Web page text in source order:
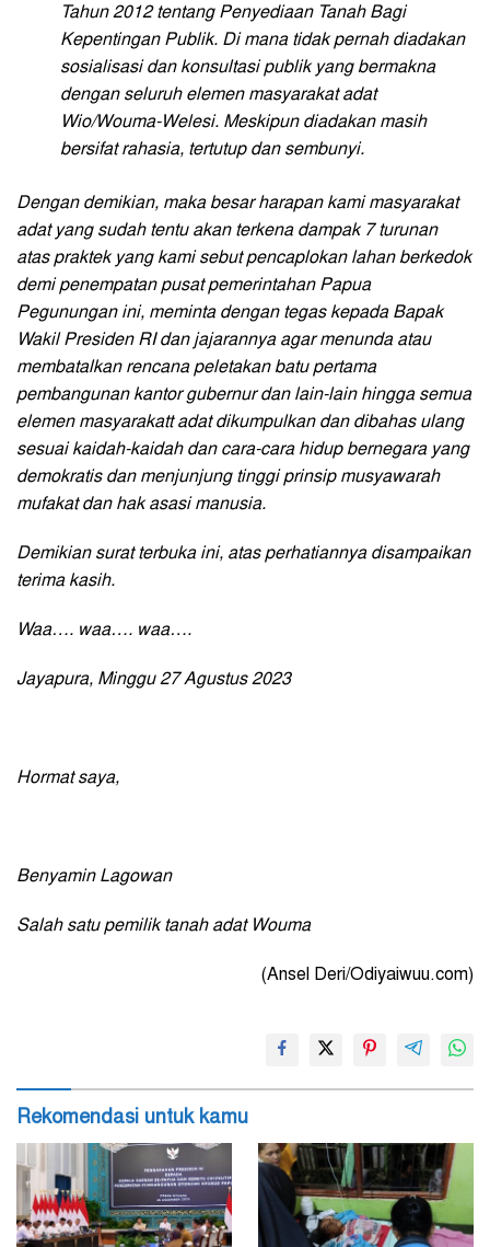
Tahun 2012 tentang Penyediaan Tanah Bagi
Kepentingan Publik. Di mana tidak pernah diadakan
sosialisasi dan konsultasi publik yang bermakna
dengan seluruh elemen masyarakat adat
Wio/Wouma-Welesi. Meskipun diadakan masih
bersifat rahasia, tertutup dan sembunyi.
Dengan demikian, maka besar harapan kami masyarakat
adat yang sudah tentu akan terkena dampak 7 turunan
atas praktek yang kami sebut pencaplokan lahan berkedok
demi penempatan pusat pemerintahan Papua
Pegunungan ini, meminta dengan tegas kepada Bapak
Wakil Presiden RI dan jajarannya agar menunda atau
membatalkan rencana peletakan batu pertama
pembangunan kantor gubernur dan lain-lain hingga semua
elemen masyarakatt adat dikumpulkan dan dibahas ulang
sesuai kaidah-kaidah dan cara-cara hidup bernegara yang
demokratis dan menjunjung tinggi prinsip musyawarah
mufakat dan hak asasi manusia.
Demikian surat terbuka ini, atas perhatiannya disampaikan
terima kasih.
Waa…. waa…. waa….
Jayapura, Minggu 27 Agustus 2023
Hormat saya,
Benyamin Lagowan
Salah satu pemilik tanah adat Wouma
(Ansel Deri/Odiyaiwuu.com)
Rekomendasi untuk kamu